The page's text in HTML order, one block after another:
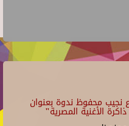
نجيب محفوظ ندوة بعنوان
الأغنية المصرية"